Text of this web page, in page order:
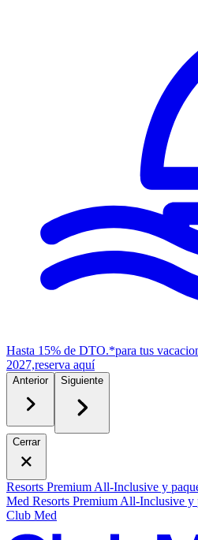
Hasta 15% de DTO.*para tus
2027,reserva aquí
Anterior Siguiente
Cerrar
Resorts Premium All-Inclusive y
Med Resorts Premium All-Inclusive y
Club Med